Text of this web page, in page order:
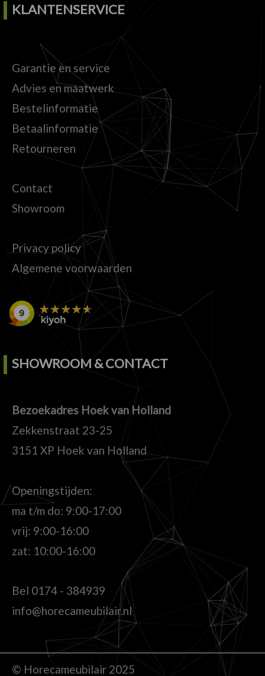
KLANTENSERVICE
Garantie en service
Advies en maatwerk
Bestelinformatie
Betaalinformatie
Retourneren
Contact
Showroom
Privacy policy
Algemene voorwaarden
SHOWROOM & CONTACT
Bezoekadres Hoek van Holland
Zekkenstraat 23-25
3151 XP Hoek van Holland
Openingstijden:
ma t/m do: 9:00-17:00
vrij: 9:00-16:00
zat: 10:00-16:00
Bel 0174 - 384939
info@horecameubilair.nl
© Horecameubilair 2025